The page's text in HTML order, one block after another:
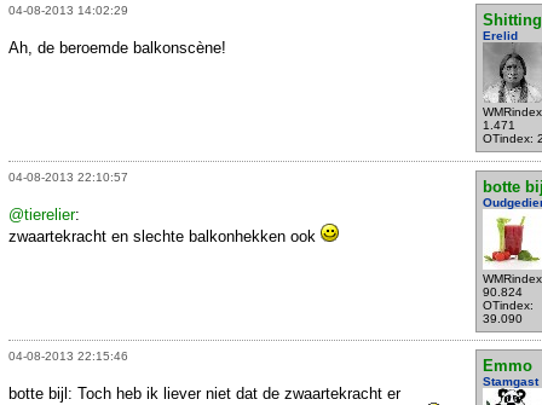
04-08-2013 14:02:29
Erelid
1.471
OTindex:
Ah, de beroemde balkonscène!
04-08-2013 22:10:57
botte
90.824
OTindex:
39.090
@tierelier:
zwaartekracht en slechte balkonhekken ook
04-08-2013 22:15:46
Emmo
Stamgast
botte bijl: Toch heb ik liever niet dat de zwaartekracht er